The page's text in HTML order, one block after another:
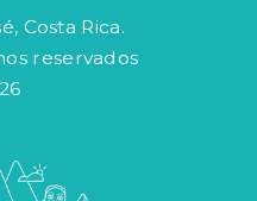
Costa Rica.
reservados